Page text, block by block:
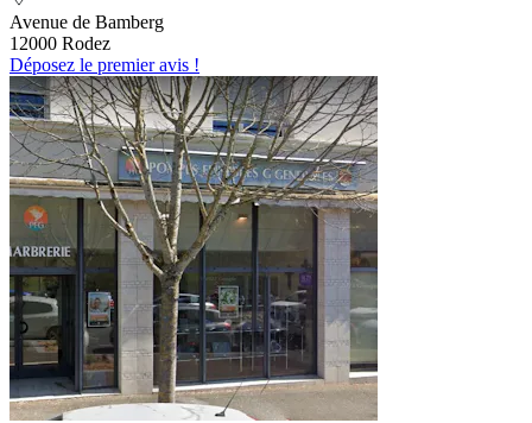
Avenue de Bamberg
12000 Rodez
Déposez le premier avis !